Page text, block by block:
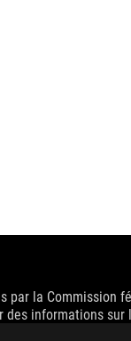
par la Commission
des informations